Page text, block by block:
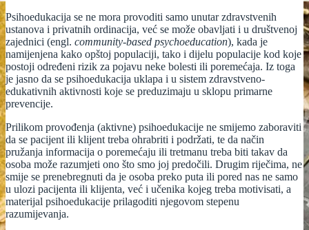
Psihoedukacija se ne mora provoditi samo unutar zdravstvenih
ustanova i privatnih ordinacija, već se može obavljati i u društvenoj
zajednici (engl. community-based psychoeducation), kada je
namijenjena kako opštoj populaciji, tako i dijelu populacije kod koje
postoji određeni rizik za pojavu neke bolesti ili poremećaja. Iz toga
je jasno da se psihoedukacija uklapa i u sistem zdravstveno-
edukativnih aktivnosti koje se preduzimaju u sklopu primarne
prevencije.
Prilikom provođenja (aktivne) psihoedukacije ne smijemo zaboraviti
da se pacijent ili klijent treba ohrabriti i podržati, te da način
pružanja informacija o poremećaju ili tretmanu treba biti takav da
osoba može razumjeti ono što smo joj predočili. Drugim riječima, ne
smije se prenebregnuti da je osoba preko puta ili pored nas ne samo
u ulozi pacijenta ili klijenta, već i učenika kojeg treba motivisati, a
materijal psihoedukacije prilagoditi njegovom stepenu
razumijevanja.